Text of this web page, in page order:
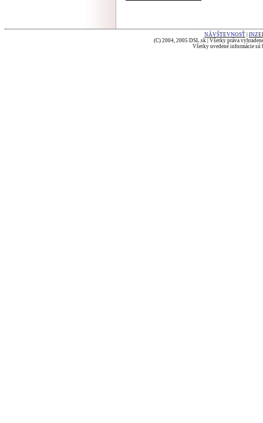
NÁVŠTEVNOSŤ
(C) 2004, 2005 DSL.sk | Všetky práva
Všetky uvedené informácie sú